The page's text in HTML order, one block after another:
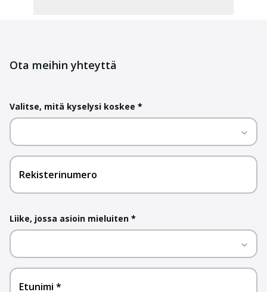
Ota meihin yhteyttä
Valitse, mitä kyselysi koskee *
Rekisterinumero
Liike, jossa asioin mieluiten *
Etunimi